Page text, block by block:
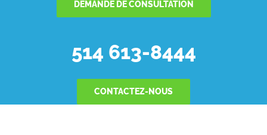
DEMANDE DE CONSULTATION
514 613-8444
CONTACTEZ-NOUS